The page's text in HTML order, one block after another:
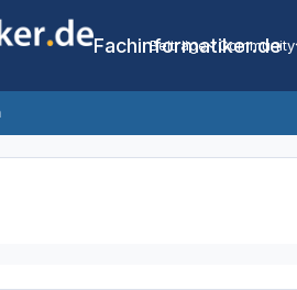
Fachinformatiker.de
Beiträge Community